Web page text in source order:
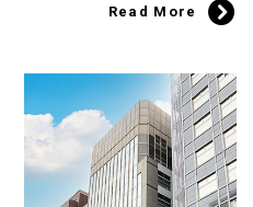
Read More